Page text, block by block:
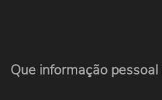
Que informação